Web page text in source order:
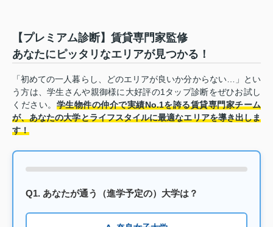
【プレミアム診断】賃貸専門家監修
あなたにピッタリなエリアが見つかる！
「初めての一人暮らし、どのエリアが良いか分からない…」とい
う方は、学生さんや親御様に大好評の1タップ診断をぜひお試し
ください。 学生物件の仲介で実績No.1を誇る賃貸専門家チーム
が、あなたの大学とライフスタイルに最適なエリアを導き出しま
す！
Q1. あなたが通う（進学予定の）大学は？